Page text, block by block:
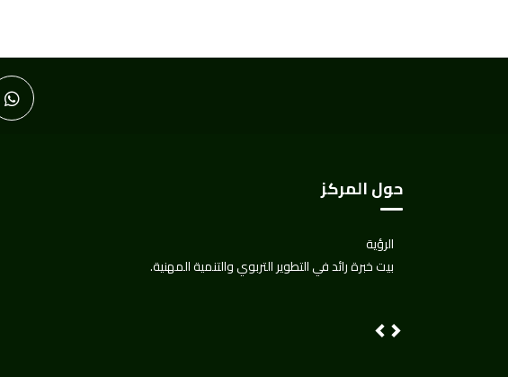
حول المركز
الرؤية
بيت خبرة رائد في التطوير التربوي والتنمية المهنية.
Next